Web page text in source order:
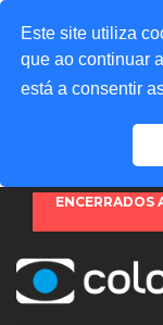
Este site utiliza
que ao continuar
está a consentir
ENCERRADOS